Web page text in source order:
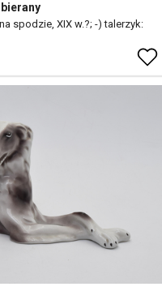
spodzie, XIX w.?; -) talerzyk: